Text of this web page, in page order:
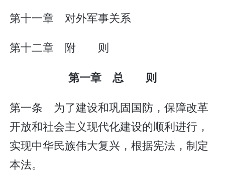
第十一章 对外军事关系
第十二章 附 则
第一章 总 则
第一条 为了建设和巩固国防，保障改革
开放和社会主义现代化建设的顺利进行，
实现中华民族伟大复兴，根据宪法，制定
本法。